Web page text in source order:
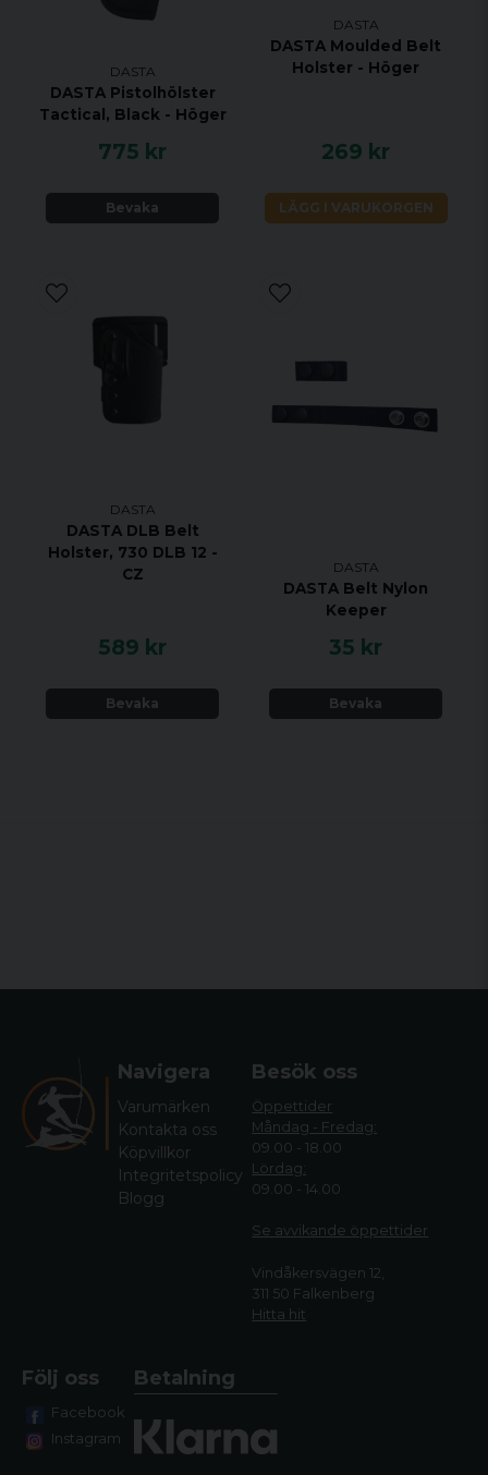
DASTA
DASTA Pistolhölster
Tactical, Black - Höger
775 kr
Bevaka
DASTA
DASTA Moulded Belt
Holster - Höger
269 kr
LÄGG I VARUKORGEN
DASTA
DASTA DLB Belt
Holster, 730 DLB 12 -
CZ
589 kr
Bevaka
DASTA
DASTA Belt Nylon
Keeper
35 kr
Bevaka
Navigera
Varumärken
Kontakta oss
Köpvillkor
Integritetspolicy
Blogg
Besök oss
Öppettider
Måndag - Fredag:
09.00 - 18.00
Lördag:
09.00 - 14.00
Se avvikande öppettider
Vindåkersvägen 12,
311 50 Falkenberg
Hitta hit
Följ oss
Facebook
Instagram
Betalning